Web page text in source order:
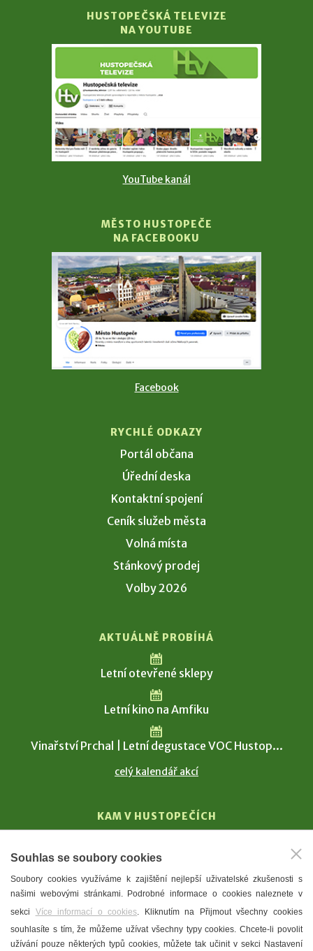
HUSTOPEČSKÁ TELEVIZE
NA YOUTUBE
YouTube kanál
MĚSTO HUSTOPEČE
NA FACEBOOKU
Facebook
RYCHLÉ ODKAZY
Portál občana
Úřední deska
Kontaktní spojení
Ceník služeb města
Volná místa
Stánkový prodej
Volby 2026
AKTUÁLNĚ PROBÍHÁ
Letní otevřené sklepy
Letní kino na Amfiku
Vinařství Prchal | Letní degustace VOC Hustop...
celý kalendář akcí
KAM V HUSTOPEČÍCH
T. G. Masaryk
Mandloně
Ubytování
Restaurace
Souhlas se soubory cookies
Soubory cookies využíváme k zajištění nejlepší uživatelské zkušenosti s
našimi webovými stránkami. Podrobné informace o cookies naleznete v
sekci Více informací o cookies. Kliknutím na Přijmout všechny cookies
souhlasíte s tím, že můžeme užívat všechny typy cookies. Chcete-li povolit
užívání pouze některých typů cookies, můžete tak učinit v sekci Nastavení